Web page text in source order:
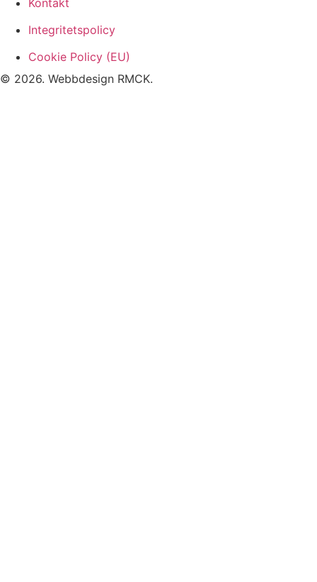
Integritetspolicy
Cookie Policy (EU)
© 2026. Webbdesign RMCK.